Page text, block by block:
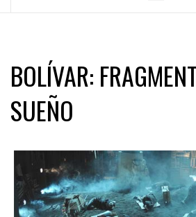
BOLÍVAR:
SUEÑO